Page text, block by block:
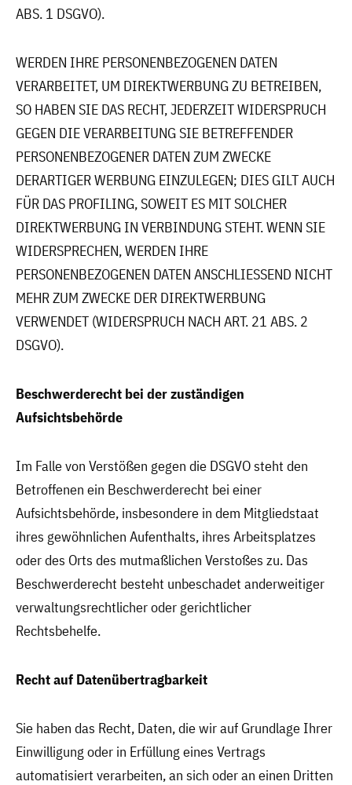
ABS. 1 DSGVO).
WERDEN IHRE PERSONENBEZOGENEN DATEN
VERARBEITET, UM DIREKTWERBUNG ZU BETREIBEN,
SO HABEN SIE DAS RECHT, JEDERZEIT WIDERSPRUCH
GEGEN DIE VERARBEITUNG SIE BETREFFENDER
PERSONENBEZOGENER DATEN ZUM ZWECKE
DERARTIGER WERBUNG EINZULEGEN; DIES GILT AUCH
FÜR DAS PROFILING, SOWEIT ES MIT SOLCHER
DIREKTWERBUNG IN VERBINDUNG STEHT. WENN SIE
WIDERSPRECHEN, WERDEN IHRE
PERSONENBEZOGENEN DATEN ANSCHLIESSEND NICHT
MEHR ZUM ZWECKE DER DIREKTWERBUNG
VERWENDET (WIDERSPRUCH NACH ART. 21 ABS. 2
DSGVO).
Beschwerderecht bei der zuständigen
Aufsichtsbehörde
Im Falle von Verstößen gegen die DSGVO steht den
Betroffenen ein Beschwerderecht bei einer
Aufsichtsbehörde, insbesondere in dem Mitgliedstaat
ihres gewöhnlichen Aufenthalts, ihres Arbeitsplatzes
oder des Orts des mutmaßlichen Verstoßes zu. Das
Beschwerderecht besteht unbeschadet anderweitiger
verwaltungsrechtlicher oder gerichtlicher
Rechtsbehelfe.
Recht auf Datenübertragbarkeit
Sie haben das Recht, Daten, die wir auf Grundlage Ihrer
Einwilligung oder in Erfüllung eines Vertrags
automatisiert verarbeiten, an sich oder an einen Dritten